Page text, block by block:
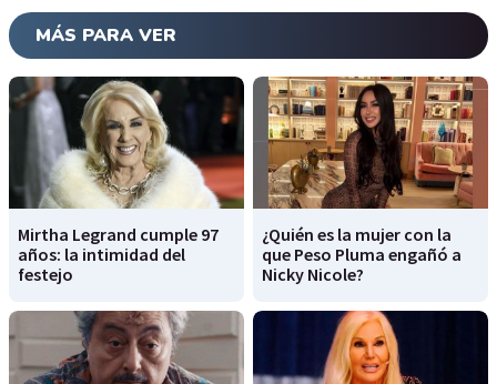
MÁS PARA VER
Mirtha Legrand cumple 97
años: la intimidad del
festejo
¿Quién es la mujer con la
que Peso Pluma engañó a
Nicky Nicole?